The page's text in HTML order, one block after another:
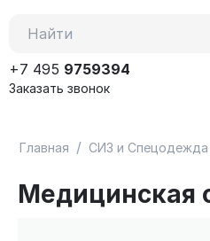
+7 495 9759394
Заказать звонок
Главная / СИЗ и Спецодежда
Медицинская